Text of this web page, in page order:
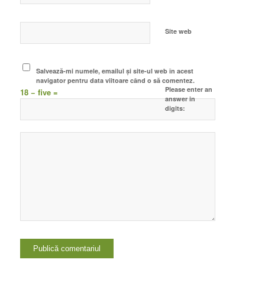
Site web
Salvează-mi numele, emailul și site-ul web în acest
navigator pentru data viitoare când o să comentez.
Please enter an
answer in
digits:
18 − five =